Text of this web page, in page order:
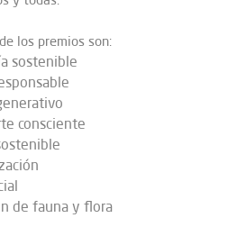
los premios son:
sostenible
consciente
de fauna y flora